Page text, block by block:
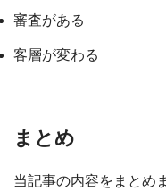
審査がある
客層が変わる
まとめ
当記事の内容をまとめ